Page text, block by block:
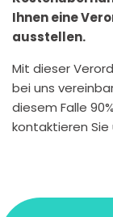
Ihnen eine
ausstellen.
Mit dieser
bei uns
diesem Falle
kontaktieren Sie